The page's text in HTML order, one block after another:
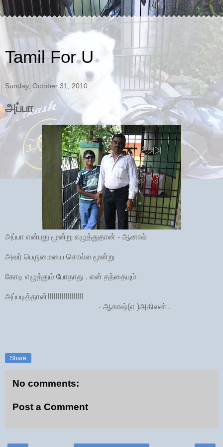
Tamil For U
Sunday, October 31, 2010
அப்பா
அப்பா என்பது மூன்று எழுத்துதான் - ஆனால்
அவர் பெருமையை சொல்ல மூன்று
கோடி எழுத்தும் போதாது . என் தந்தையும்
அப்படித்தான்!!!!!!!!!!!!!!!!!!
- ஆகாஷ்(எ )அகிலன் .
Share
No comments:
Post a Comment